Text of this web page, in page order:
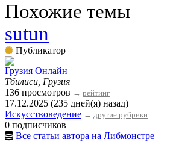
Похожие темы
sutun
Публикатор
Грузия Онлайн
Тбилиси, Грузия
136 просмотров → рейтинг
17.12.2025 (235 дней(я) назад)
Искусствоведение → другие рубрики
0 подписчиков
Все статьи автора на Либмонстре